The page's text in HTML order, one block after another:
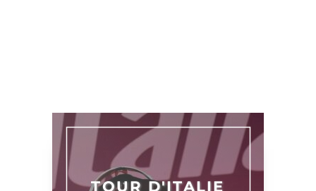
TOUR D'ITALIE